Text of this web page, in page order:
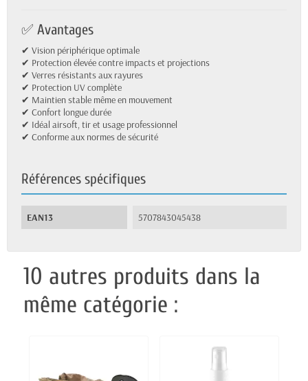
✅ Avantages
✔ Vision périphérique optimale
✔ Protection élevée contre impacts et projections
✔ Verres résistants aux rayures
✔ Protection UV complète
✔ Maintien stable même en mouvement
✔ Confort longue durée
✔ Idéal airsoft, tir et usage professionnel
✔ Conforme aux normes de sécurité
Références spécifiques
EAN13 5707843045438
10 autres produits dans la
même catégorie :